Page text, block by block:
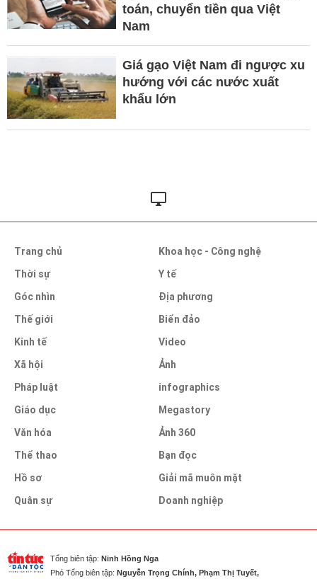
toán, chuyển tiền qua Việt
Nam
Giá gạo Việt Nam đi ngược xu
hướng với các nước xuất
khẩu lớn
Trang chủ
Thời sự
Góc nhìn
Thế giới
Kinh tế
Xã hội
Pháp luật
Giáo dục
Văn hóa
Thể thao
Hồ sơ
Quân sự
Khoa học - Công nghệ
Y tế
Địa phương
Biển đảo
Video
Ảnh
infographics
Megastory
Ảnh 360
Bạn đọc
Giải mã muôn mặt
Doanh nghiệp
Tổng biên tập: Ninh Hồng Nga
Phó Tổng biên tập: Nguyễn Trọng Chính, Phạm Thị Tuyết,